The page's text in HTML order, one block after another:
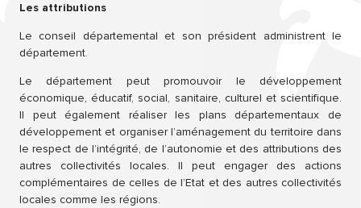
Les attributions
Le conseil départemental et son président administrent le
département.
Le département peut promouvoir le développement
économique, éducatif, social, sanitaire, culturel et scientifique.
Il peut également réaliser les plans départementaux de
développement et organiser l’aménagement du territoire dans
le respect de l’intégrité, de l’autonomie et des attributions des
autres collectivités locales. Il peut engager des actions
complémentaires de celles de l’Etat et des autres collectivités
locales comme les régions.